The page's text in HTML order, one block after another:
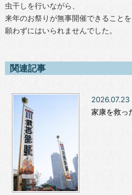
虫干しを行いながら、
来年のお祭りが無事開催できることを
願わずにはいられませんでした。
関連記事
2026.07.23
家康を救っ